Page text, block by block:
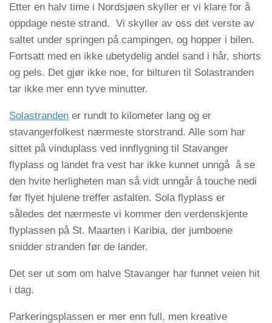
Etter en halv time i Nordsjøen skyller er vi klare for å
oppdage neste strand. Vi skyller av oss det verste av
saltet under springen på campingen, og hopper i bilen.
Fortsatt med en ikke ubetydelig andel sand i hår, shorts
og pels. Det gjør ikke noe, for bilturen til Solastranden
tar ikke mer enn tyve minutter.
Solastranden er rundt to kilometer lang og er
stavangerfolkest nærmeste storstrand. Alle som har
sittet på vinduplass ved innflygning til Stavanger
flyplass og landet fra vest har ikke kunnet unngå å se
den hvite herligheten man så vidt unngår å touche nedi
før flyet hjulene treffer asfalten. Sola flyplass er
således det nærmeste vi kommer den verdenskjente
flyplassen på St. Maarten i Karibia, der jumboene
snidder stranden før de lander.
Det ser ut som om halve Stavanger har funnet veien hit
i dag.
Parkeringsplassen er mer enn full, men kreative